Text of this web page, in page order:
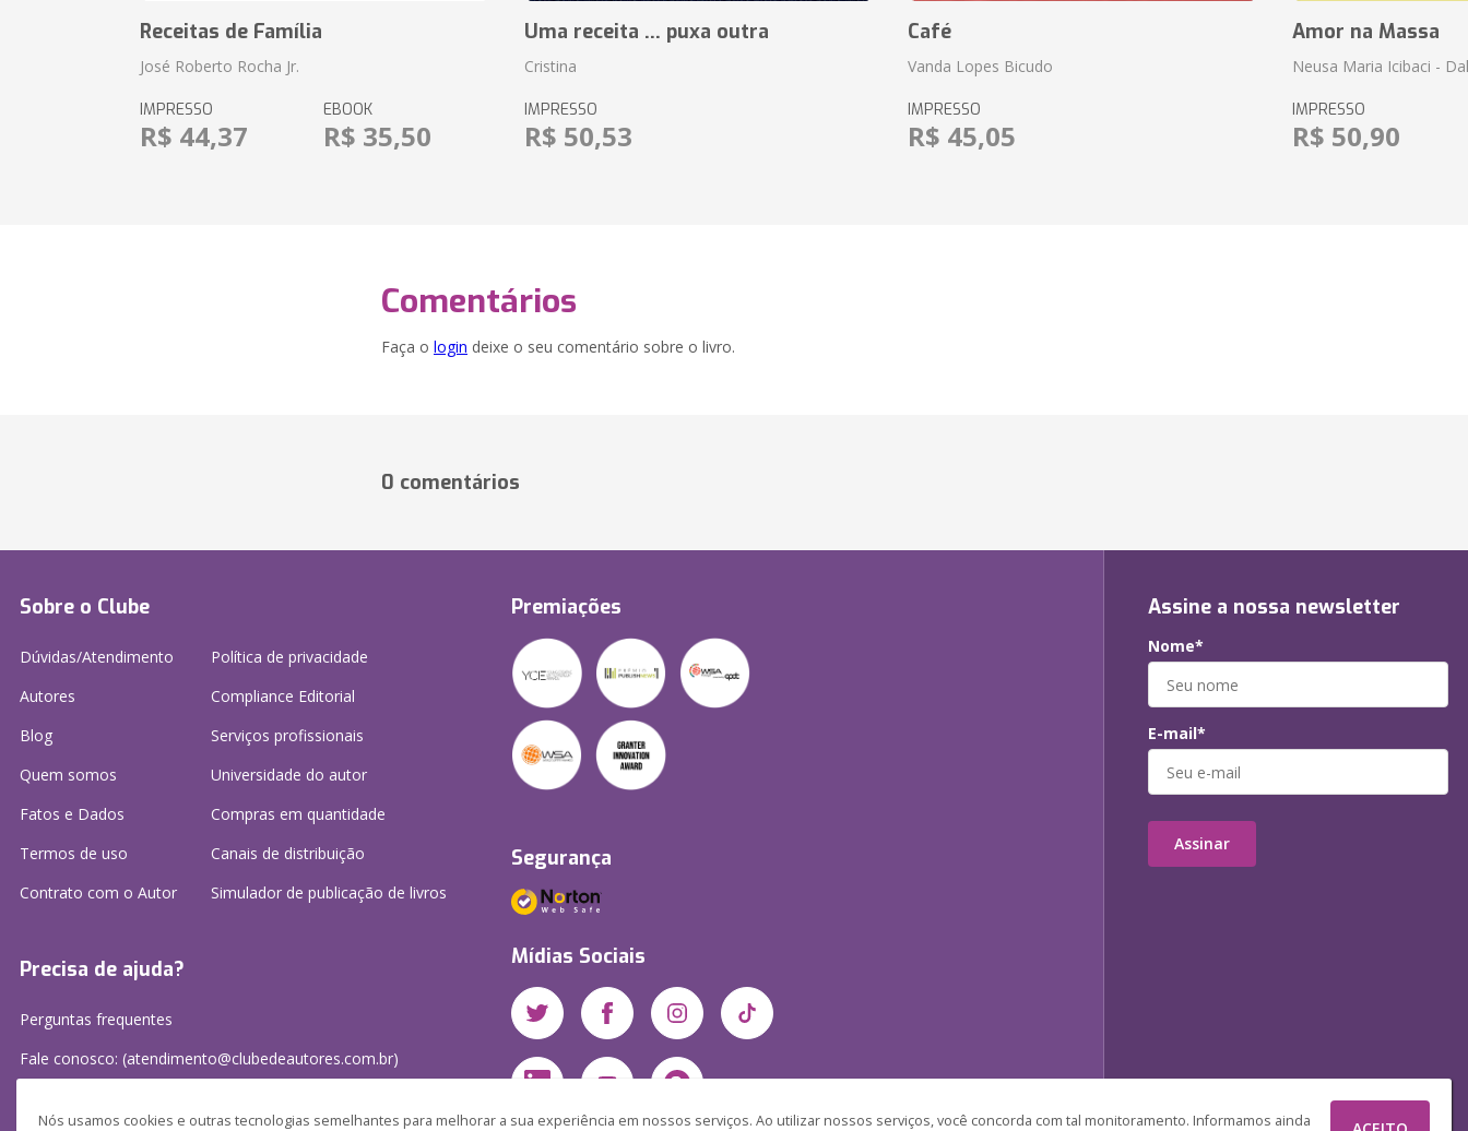
Nós usamos cookies e outras tecnologias semelhantes para melhorar a sua experiência em nossos serviços. Ao utilizar nossos serviços, você concorda com tal monitoramento. Informamos ainda
Receitas de Família
José Roberto Rocha Jr.
IMPRESSO
R$ 44,37
EBOOK
R$ 35,50
Uma receita ... puxa outra
Cristina
IMPRESSO
R$ 50,53
Café
Vanda Lopes Bicudo
IMPRESSO
R$ 45,05
Amor na Massa
Neusa Maria Icibaci -
IMPRESSO
R$ 50,90
Comentários
Faça o login deixe o seu comentário sobre o livro.
0 comentários
Sobre o Clube
Dúvidas/Atendimento
Autores
Blog
Quem somos
Fatos e Dados
Termos de uso
Contrato com o Autor
Política de privacidade
Compliance Editorial
Serviços profissionais
Universidade do autor
Compras em quantidade
Canais de distribuição
Simulador de publicação de livros
Precisa de ajuda?
Perguntas frequentes
Fale conosco: (atendimento@clubedeautores.com.br)
Premiações
Segurança
Mídias Sociais
Assine a nossa newsletter
Nome*
E-mail*
Assinar